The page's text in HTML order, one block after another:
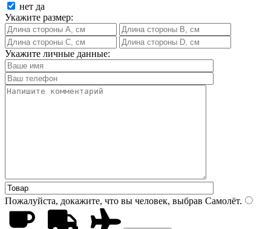
нет да
Укажите размер:
Укажите личные данные:
Пожалуйста, докажите, что вы человек, выбрав Самолёт.